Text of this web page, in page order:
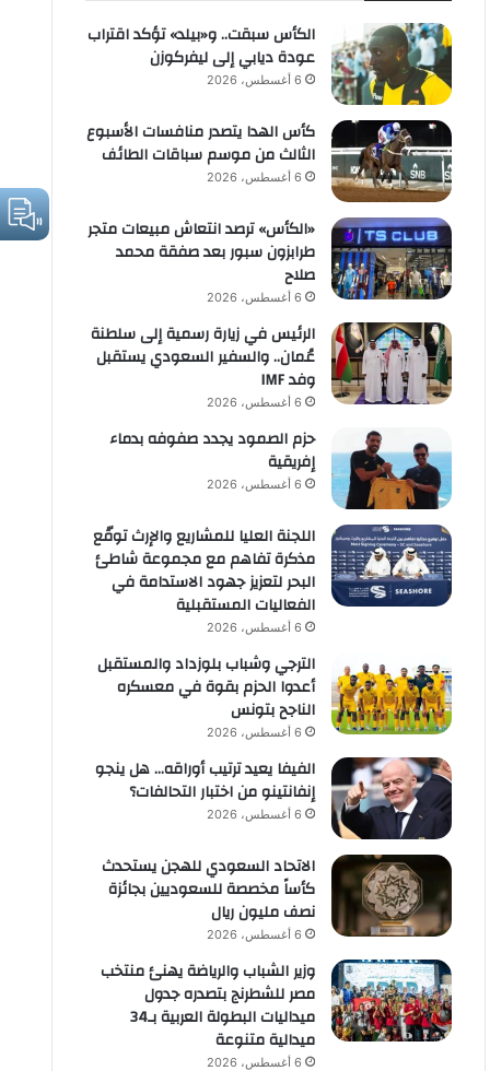
الكأس سبقت.. و«بيلد» تؤكد اقتراب
عودة ديابي إلى ليفركوزن
6 أغسطس، 2026
كأس الهدا يتصدر منافسات الأسبوع
الثالث من موسم سباقات الطائف
6 أغسطس، 2026
«الكأس» ترصد انتعاش مبيعات متجر
طرابزون سبور بعد صفقة محمد
صلاح
6 أغسطس، 2026
الرئيس في زيارة رسمية إلى سلطنة
عُمان.. والسفير السعودي يستقبل
وفد IMF
6 أغسطس، 2026
حزم الصمود يجدد صفوفه بدماء
إفريقية
6 أغسطس، 2026
اللجنة العليا للمشاريع والإرث توقّع
مذكرة تفاهم مع مجموعة شاطئ
البحر لتعزيز جهود الاستدامة في
الفعاليات المستقبلية
6 أغسطس، 2026
الترجي وشباب بلوزداد والمستقبل
أعدوا الحزم بقوة في معسكره
الناجح بتونس
6 أغسطس، 2026
الفيفا يعيد ترتيب أوراقه… هل ينجو
إنفانتينو من اختبار التحالفات؟
6 أغسطس، 2026
الاتحاد السعودي للهجن يستحدث
كأساً مخصصة للسعوديين بجائزة
نصف مليون ريال
6 أغسطس، 2026
وزير الشباب والرياضة يهنئ منتخب
مصر للشطرنج بتصدره جدول
ميداليات البطولة العربية بـ34
ميدالية متنوعة
6 أغسطس، 2026